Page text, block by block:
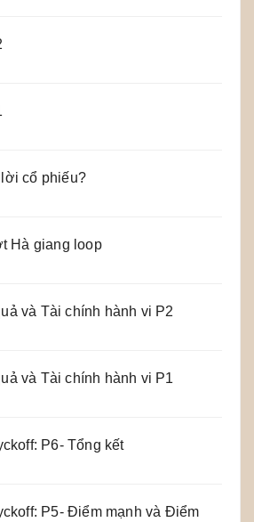
cổ phiếu?
Hà giang loop
và Tài chính hành vi P2
và Tài chính hành vi P1
P6- Tổng kết
P5- Điểm mạnh và Điểm